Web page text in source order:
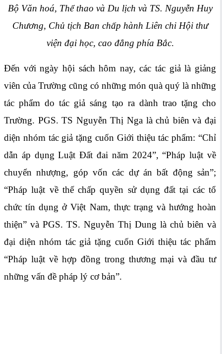
Bộ Văn hoá, Thể thao và Du lịch và TS. Nguyễn Huy
Chương, Chủ tịch Ban chấp hành Liên chi Hội thư
viện đại học, cao đẳng phía Bắc.
Đến với ngày hội sách hôm nay, các tác giả là giảng
viên của Trường cũng có những món quà quý là những
tác phẩm do tác giả sáng tạo ra dành trao tặng cho
Trường. PGS. TS Nguyễn Thị Nga là chủ biên và đại
diện nhóm tác giả tặng cuốn Giới thiệu tác phẩm: “Chỉ
dẫn áp dụng Luật Đất đai năm 2024”, “Pháp luật về
chuyển nhượng, góp vốn các dự án bất động sản”;
“Pháp luật về thế chấp quyền sử dụng đất tại các tổ
chức tín dụng ở Việt Nam, thực trạng và hướng hoàn
thiện” và PGS. TS. Nguyễn Thị Dung là chủ biên và
đại diện nhóm tác giả tặng cuốn Giới thiệu tác phẩm
“Pháp luật về hợp đồng trong thương mại và đầu tư
những vấn đề pháp lý cơ bản”.